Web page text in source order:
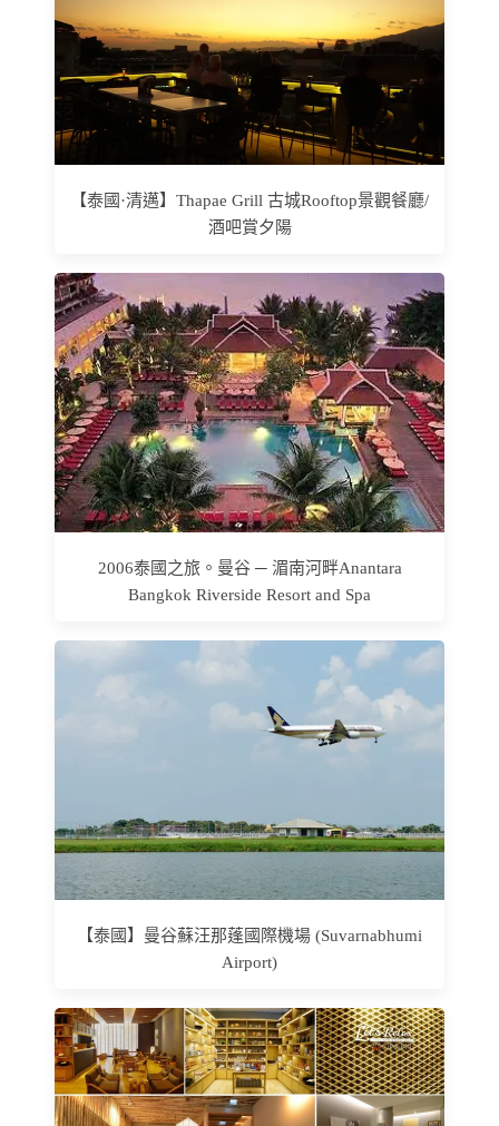
【泰國·清邁】Thapae Grill 古城Rooftop景觀餐廳/
酒吧賞夕陽
2006泰國之旅。曼谷 ─ 湄南河畔Anantara
Bangkok Riverside Resort and Spa
【泰國】曼谷蘇汪那蓬國際機場 (Suvarnabhumi
Airport)